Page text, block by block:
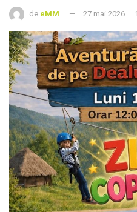
de eMM 27 mai 2026